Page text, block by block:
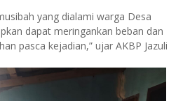
yang dialami warga Desa
dapat meringankan beban dan
pasca kejadian,” ujar AKBP Jazuli